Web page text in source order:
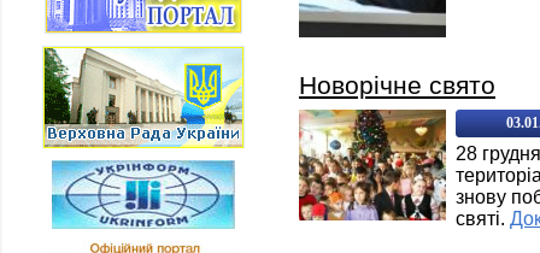
Новорічне свято
28
знову
святі.